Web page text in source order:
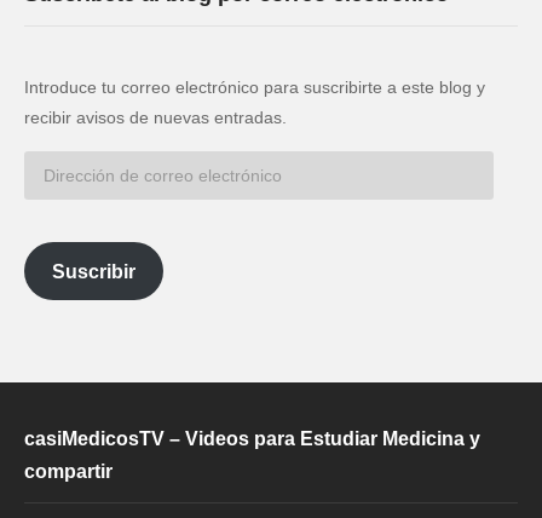
Introduce tu correo electrónico para suscribirte a este blog y
recibir avisos de nuevas entradas.
Dirección
de
electrónico
Suscribir
casiMedicosTV – Videos para Estudiar Medicina y
compartir